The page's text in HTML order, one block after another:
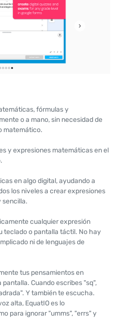
fórmulas y
o a mano, sin necesidad de
matemático.
y expresiones matemáticas en el
en algo digital, ayudando a
los niveles a crear expresiones
sencilla.
cualquier expresión
teclado o pantalla táctil. No hay
ni de lenguajes de
tus pensamientos en
Cuando escribes "sq",
Y también te escucha.
alta, EquatIO es lo
para ignorar "umms", "errs" y